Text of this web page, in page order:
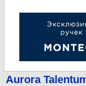
Aurora